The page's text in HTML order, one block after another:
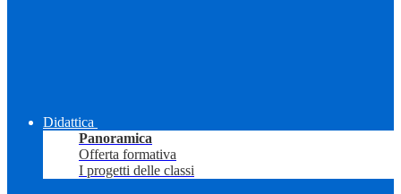
Didattica
Panoramica
Offerta formativa
I progetti delle classi